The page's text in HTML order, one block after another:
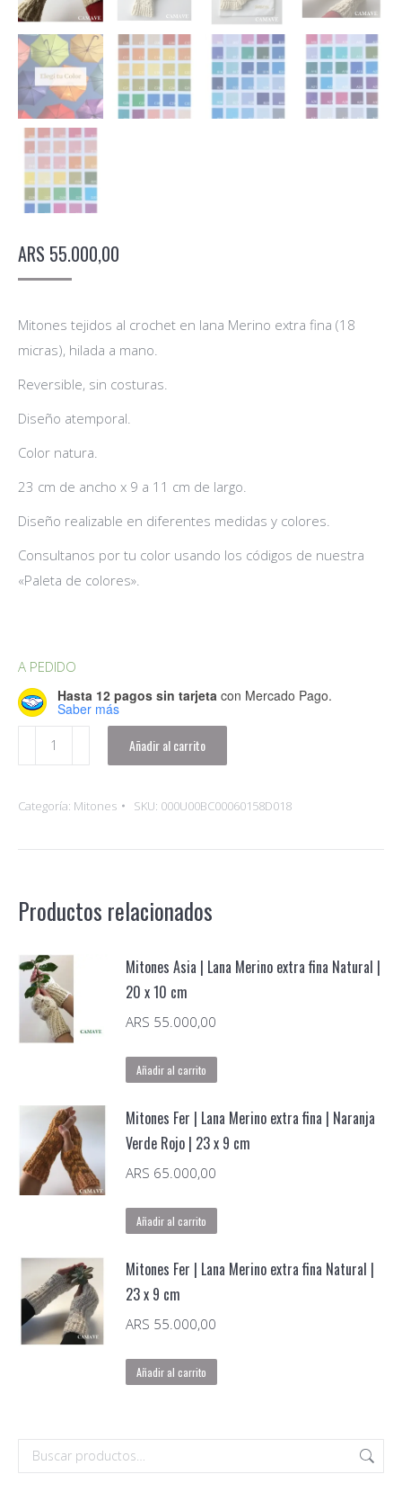
ARS 55.000,00
Mitones tejidos al crochet en lana Merino extra fina (18
micras), hilada a mano.
Reversible, sin costuras.
Diseño atemporal.
Color natura.
23 cm de ancho x 9 a 11 cm de largo.
Diseño realizable en diferentes medidas y colores.
Consultanos por tu color usando los códigos de nuestra
«Paleta de colores».
A PEDIDO
Hasta 12 pagos sin tarjeta con Mercado Pago.
Saber más
Mitones
Joss
Lana
Natural
23
a
ancho
cantidad
Añadir al carrito
Categoría: Mitones SKU: 000U00BC00060158D018
Productos relacionados
Mitones Asia | Lana Merino extra fina Natural |
20 x 10 cm
ARS 55.000,00
Añadir al carrito
Mitones Fer | Lana Merino extra fina | Naranja
Verde Rojo | 23 x 9 cm
ARS 65.000,00
Añadir al carrito
Mitones Fer | Lana Merino extra fina Natural |
23 x 9 cm
ARS 55.000,00
Añadir al carrito